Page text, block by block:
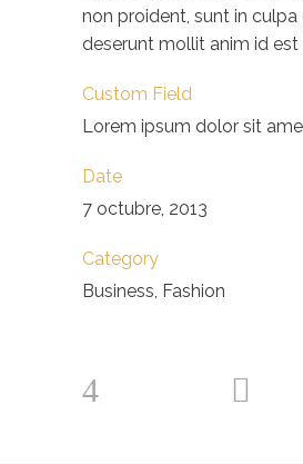
non proident, sunt in culpa
deserunt mollit anim id
Custom Field
Lorem ipsum dolor sit
Date
7 octubre, 2013
Category
Business, Fashion